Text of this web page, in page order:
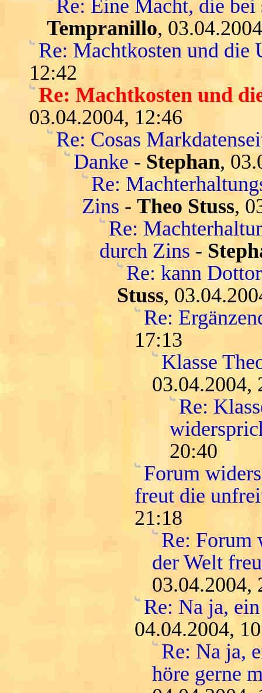
Re: Eine Macht, die
Tempranillo,
Re: Machtkosten und die
12:42
Re: Machtkosten und
03.04.2004, 12:46
Re: Cosas
Danke - Stephan,
Re:
Zins - Theo Stuss,
Re:
durch Zins -
Re: kann
Stuss,
Re:
17:13
Klasse
03.04.2004,
Re:
20:40
Forum
freut die
21:18
Re: Forum
der Welt
03.04.2004,
Re: Na ja,
04.04.2004,
Re: Na ja,
höre gerne